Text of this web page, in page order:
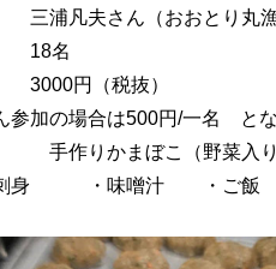
浦凡夫さん（おおとり丸漁
18名
3000円（税抜）
参加の場合は500円/一名 とな
作りかまぼこ（野菜入り
刺身 ・味噌汁 ・ご飯